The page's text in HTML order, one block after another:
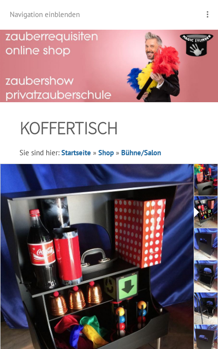
Navigation einblenden
KOFFERTISCH
Sie sind hier: Startseite » Shop » Bühne/Salon